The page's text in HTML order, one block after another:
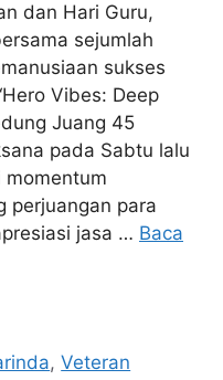
dan Hari Guru,
sejumlah
sukses
Vibes: Deep
Juang 45
pada Sabtu lalu
momentum
perjuangan para
jasa … Baca
,Veteran